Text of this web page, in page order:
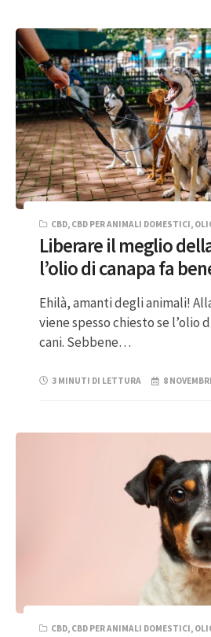
CBD, CBD PER ANIMALI DOMESTICI,
Liberare il meglio
l’olio di canapa fa
Ehilà, amanti degli animali!
viene spesso chiesto se l’olio
cani. Sebbene…
3 MINUTI DI LETTURA 8
CBD, CBD PER ANIMALI DOMESTICI,